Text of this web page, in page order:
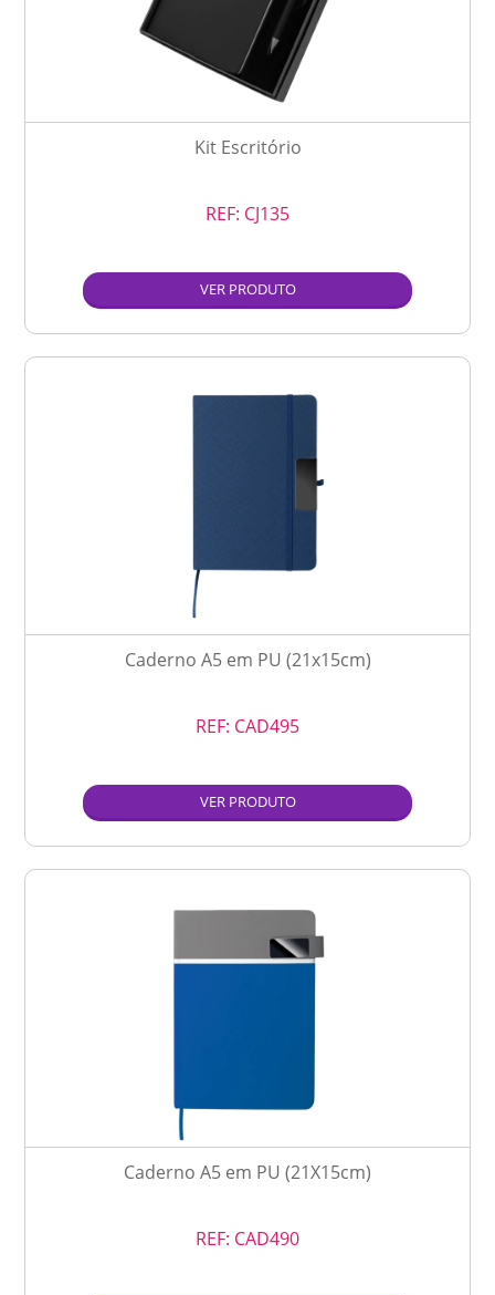
Kit Escritório
REF: CJ135
VER PRODUTO
Caderno A5 em PU (21x15cm)
REF: CAD495
VER PRODUTO
Caderno A5 em PU (21X15cm)
REF: CAD490